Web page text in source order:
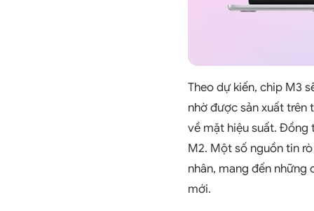
Theo dự kiến, chip M3
nhờ được sản xuất trên
về mặt hiệu suất. Đồng
M2. Một số nguồn tin
nhân, mang đến
mới.